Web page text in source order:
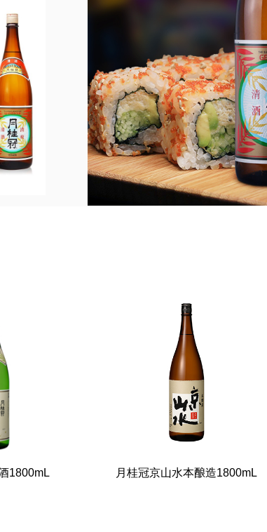
1800mL 月桂冠京山水本酿造1800mL